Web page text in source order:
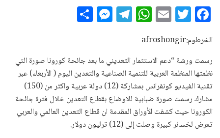
F
a
c
e
b
o
o
k
T
w
it
te
r
E
m
ai
l
W
h
s
A
p
p
T
el
g
ra
m
M
es
n
g
e
r
r
e
الخرطوم:afroshongir
رسمت ورشة “دعم الاستثمار التعديني ما بعد جائحة كورونا صورة التي
نظمتها المنظمة العربية للتنمية الصناعية والتعدين اليوم ( الأربعاء) عبر
تقنية الفيديو كونفرانس بمشاركة (12) دولة عربية واكثر من (150)
مشارك رسمت صورة ضبابية للاوضاع بقطاع التعدين خلال فترة جائحة
الكورونا حيث كشفت الأوراق المقدمة ان قطاع التعدين العالمي والعربي
تعرض لخسائر كبيرة وصلت إلى (12) ترليون دولار.